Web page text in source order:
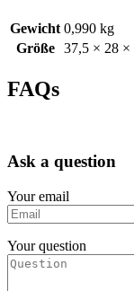
Gewicht 0,990 kg
Größe
37,5 × 28 ×
FAQs
Ask a question
Your email
Your question